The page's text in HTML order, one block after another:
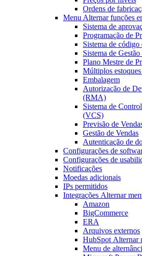
Ordens de
Menu Alternarfunções
Sistema de
Programação de
Sistema de código
Sistema de
Plano Mestre de
Múltiplos
Embalagem
Autorização de
(RMA)
Sistema de
(VCS)
Previsão de
Gestão de Vendas
Autenticação de
Configurações de
Configurações de
Notificações
Moedas adicionais
IPs permitidos
Integrações Alternar
Amazon
BigCommerce
ERA
Arquivos externos
HubSpot Alternar
Menu de